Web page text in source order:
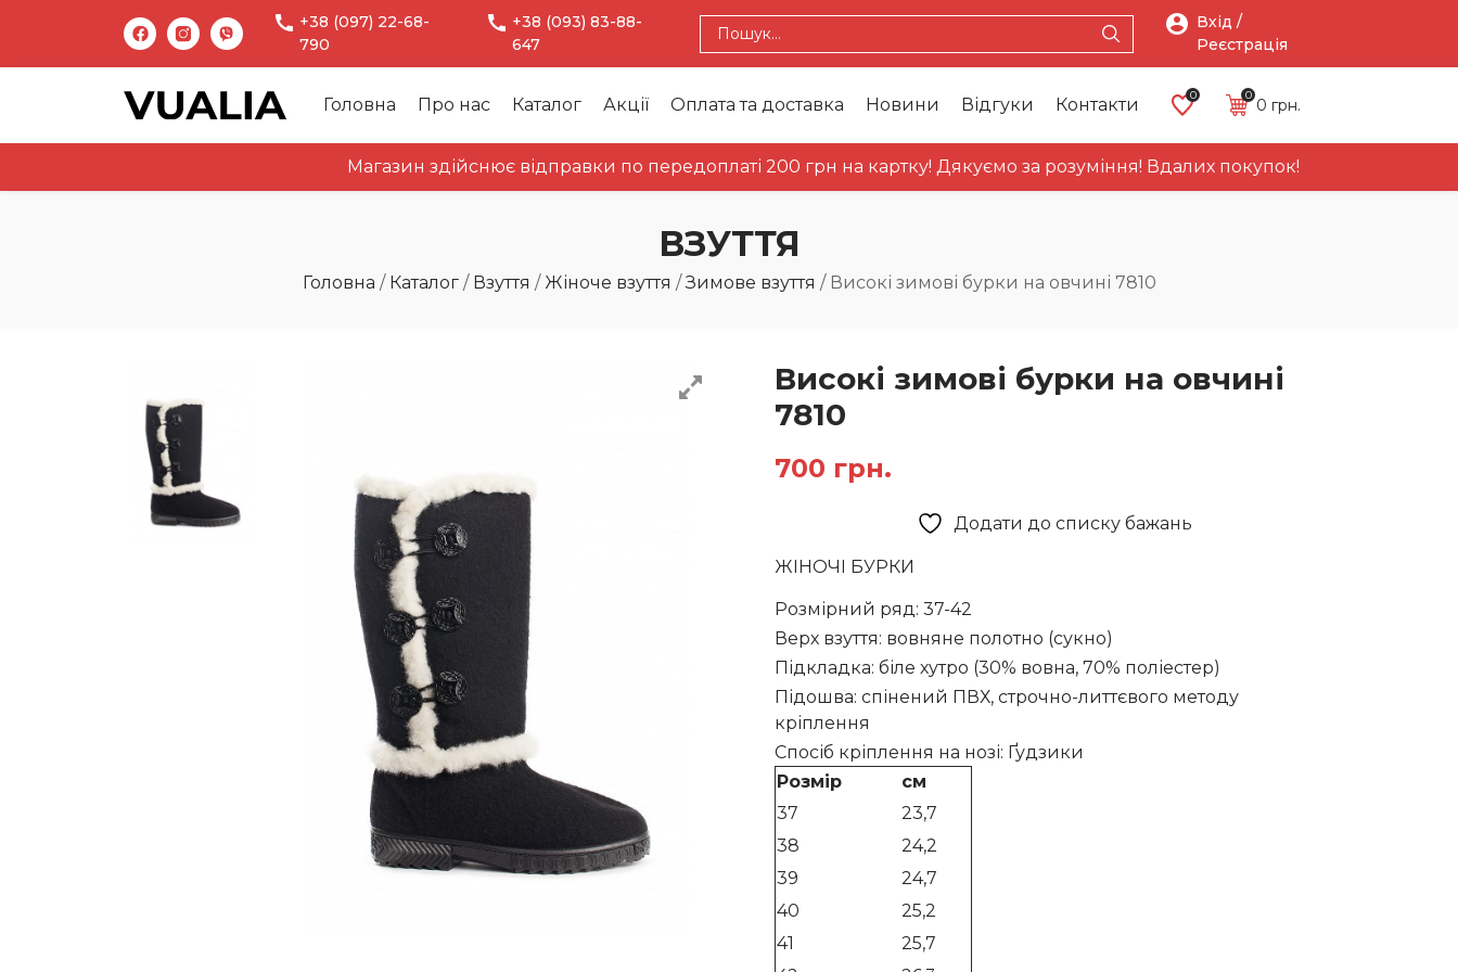
+38 (097) 22-68-
790
+38 (093) 83-88-
647
Вхід /
Реєстрація
Головна Про нас Каталог Акції Оплата та доставка Новини Відгуки Контакти 0 0
0 грн.
Магазин здійснює відправки по передоплаті 200 грн на картку! Дякуємо за розуміння! Вдалих покупок!
ВЗУТТЯ
Головна / Каталог / Взуття / Жіноче взуття / Зимове взуття /Високі зимові бурки на овчині 7810
Високі зимові бурки на овчині
7810
700 грн.
Додати до списку бажань
ЖІНОЧІ БУРКИ
Розмірний ряд: 37-42
Верх взуття: вовняне полотно (сукно)
Підкладка: біле хутро (30% вовна, 70% поліестер)
Підошва: спінений ПВХ, строчно-литтєвого методу
кріплення
Спосіб кріплення на нозі: Ґудзики
Розмір
см
37
23,7
38
24,2
39
24,7
40
25,2
41
25,7
Про
нас